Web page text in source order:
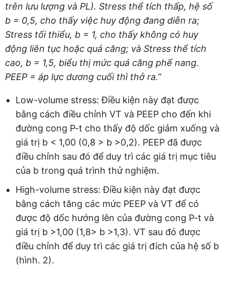
trên lưu lượng và PL). Stress thể tích thấp, hệ số
b = 0,5, cho thấy việc huy động đang diễn ra;
Stress tối thiểu, b = 1, cho thấy không có huy
động liên tục hoặc quá căng; và Stress thể tích
cao, b = 1,5, biểu thị mức quá căng phế nang.
PEEP = áp lực dương cuối thì thở ra.”
Low-volume stress: Điều kiện này đạt được
bằng cách điều chỉnh VT và PEEP cho đến khi
đường cong P-t cho thấy độ dốc giảm xuống và
giá trị b < 1,00 (0,8 > b >0,2). PEEP đã được
điều chỉnh sau đó để duy trì các giá trị mục tiêu
của b trong quá trình thử nghiệm.
High-volume stress: Điều kiện này đạt được
bằng cách tăng các mức PEEP và VT để có
được độ dốc hướng lên của đường cong P-t và
giá trị b >1,00 (1,8> b >1,3). VT sau đó được
điều chỉnh để duy trì các giá trị đích của hệ số b
(hình. 2).